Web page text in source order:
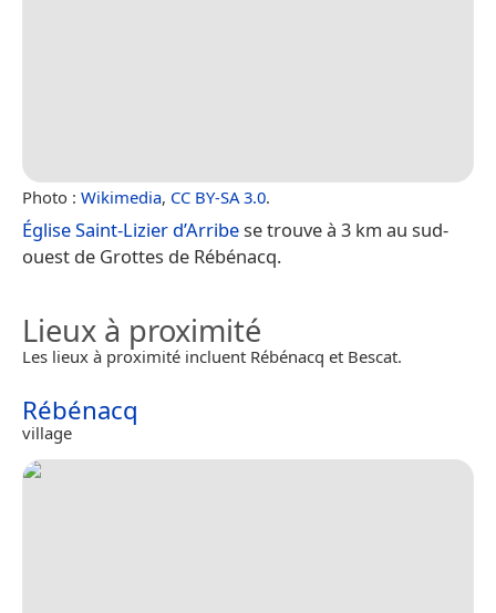
Photo : Wikimedia, CC BY-SA 3.0.
Église Saint-Lizier d’Arribese trouve à 3 km au sud-
ouest de Grottes de Rébénacq.
Lieux à proximité
Les lieux à proximité incluent Rébénacq et Bescat.
Rébénacq
village